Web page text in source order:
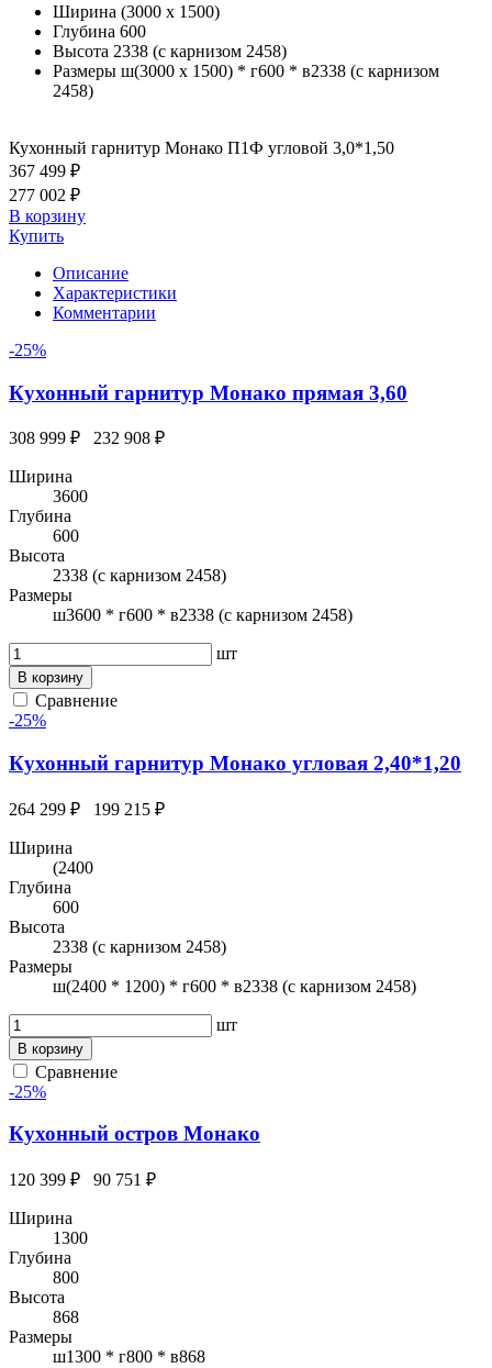
Ширина (3000 х 1500)
Глубина 600
Высота 2338 (с карнизом 2458)
Размеры ш(3000 х 1500) * г600 * в2338 (с карнизом
2458)
Кухонный гарнитур Монако П1Ф угловой 3,0*1,50
367 499 ₽
277 002 ₽
В корзину
Купить
Описание
Характеристики
Комментарии
-25%
Кухонный гарнитур Монако прямая 3,60
308 999 ₽ 232 908 ₽
Ширина
3600
Глубина
600
Высота
2338 (с карнизом 2458)
Размеры
ш3600 * г600 * в2338 (с карнизом 2458)
шт
В корзину
Сравнение
-25%
Кухонный гарнитур Монако угловая 2,40*1,20
264 299 ₽ 199 215 ₽
Ширина
(2400
Глубина
600
Высота
2338 (с карнизом 2458)
Размеры
ш(2400 * 1200) * г600 * в2338 (с карнизом 2458)
шт
В корзину
Сравнение
-25%
Кухонный остров Монако
120 399 ₽ 90 751 ₽
Ширина
1300
Глубина
800
Высота
868
Размеры
ш1300 * г800 * в868